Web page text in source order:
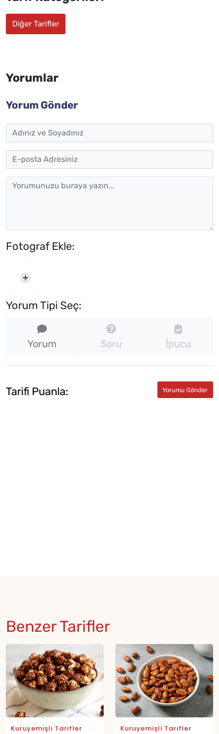
Diğer Tarifler
Yorumlar
Yorum Gönder
Fotograf Ekle:
Yorum Tipi Seç:
Yorum Soru İpucu
Tarifi Puanla:
Benzer Tarifler
Kuruyemişli Tarifler
Kuruyemişli Tarifler